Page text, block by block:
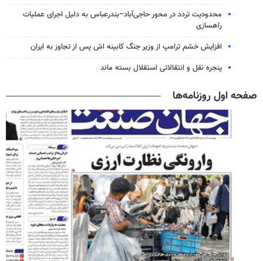
محدودیت تردد در محور حاجی‌آباد–بندرعباس به دلیل اجرای عملیات
راهسازی
افزایش خشم ترامپ از وزیر جنگ کابینه اش پس از تجاوز به ایران
پنجره‌ نقل و انتقالاتی استقلال بسته ماند
صفحه اول روزنامه‌ها